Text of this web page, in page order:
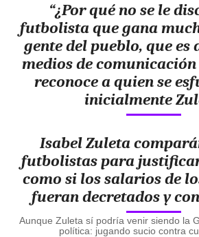
o
“¿Por qué no se le
futbolista que gana
gente del pueblo, que es
medios de
reconoce a quien se
inicialmente
Isabel Zuleta
futbolistas para
como si los salarios de
fueran decretados y
Aunque Zuleta sí podría venir siendo la
política: jugando sucio contra